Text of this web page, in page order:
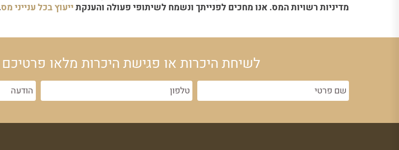
מדיניות רשויות המס. אנו מחכים לפנייתך ונשמח לשיתופי פעולה והענקתייעוץ בכל ענייני מס
לשיחת היכרות או פגישת היכרות מלאו פרטיכם